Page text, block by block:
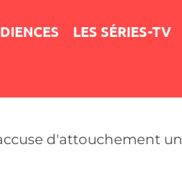
LES SÉRIES-TV
d'attouchement un